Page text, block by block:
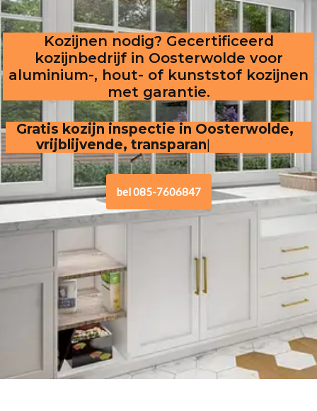
Kozijnen nodig? Gecertificeerd
kozijnbedrijf in Oosterwolde voor
aluminium-, hout- of kunststof kozijnen
met garantie.
Gratis kozijn inspectie in Oosterwolde,
vrijblijvende, transparante offerte
bel 085-7606847